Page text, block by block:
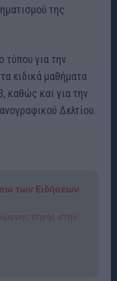
της
τύπου για την
ειδικά μαθήματα
καθώς και για την
Δελτίου.
των Ειδήσεων
πηγής στην